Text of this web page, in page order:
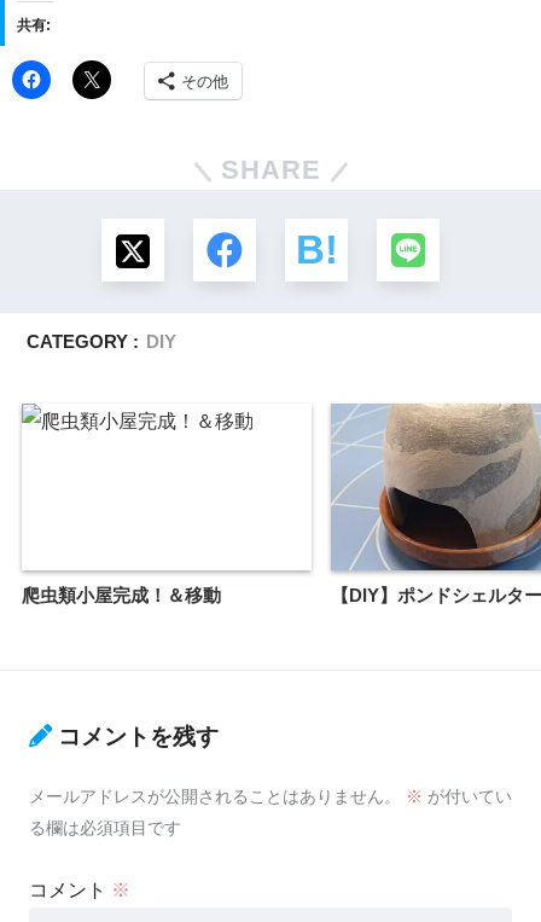
共有:
その他
SHARE
CATEGORY : DIY
爬虫類小屋完成！＆移動 【DIY】ポンドシェルター
コメントを残す
メールアドレスが公開されることはありません。 ※ が付いてい
る欄は必須項目です
コメント ※